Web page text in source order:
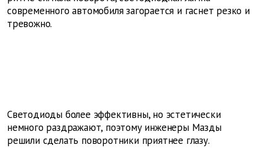
современного автомобиля загорается и гаснет резко и
тревожно.
Светодиоды более эффективны, но эстетически
немного раздражают, поэтому инженеры Мазды
решили сделать поворотники приятнее глазу.